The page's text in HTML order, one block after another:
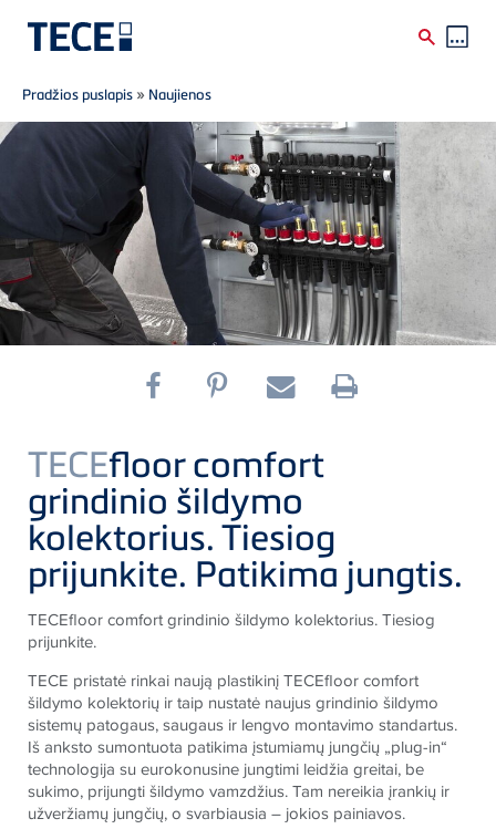
Skip to main content
Breadcrumb
Pradžios puslapis » Naujienos
TECEfloor comfort
grindinio šildymo
kolektorius. Tiesiog
prijunkite. Patikima jungtis.
TECEfloor comfort grindinio šildymo kolektorius. Tiesiog
prijunkite.
TECE pristatė rinkai naują plastikinįTECEfloor comfort
šildymo kolektorių ir taip nustatė naujus grindinio šildymo
sistemų patogaus, saugaus ir lengvo montavimo standartus.
Iš anksto sumontuota patikima įstumiamų jungčių „plug-in“
technologija su eurokonusine jungtimi leidžia greitai, be
sukimo, prijungti šildymo vamzdžius. Tam nereikia įrankių ir
užveržiamų jungčių, o svarbiausia – jokios painiavos.